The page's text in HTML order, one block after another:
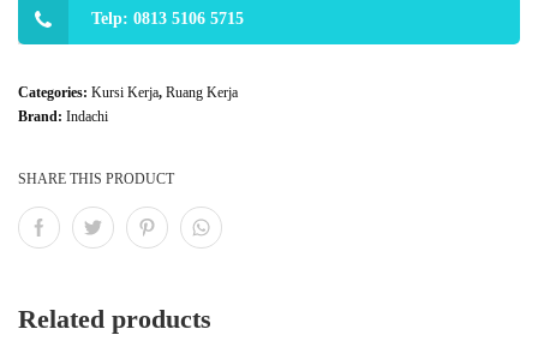
Telp: 0813 5106 5715
Categories: Kursi Kerja, Ruang Kerja
Brand: Indachi
SHARE THIS PRODUCT
Related products